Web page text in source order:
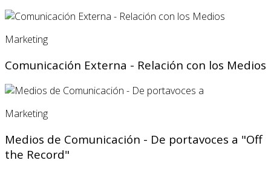
Marketing
Comunicación Externa - Relación con los Medios
Marketing
Medios de Comunicación - De portavoces a "Off
the Record"